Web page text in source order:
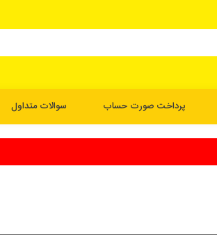
پرداخت صورت حساب سوالات متداول